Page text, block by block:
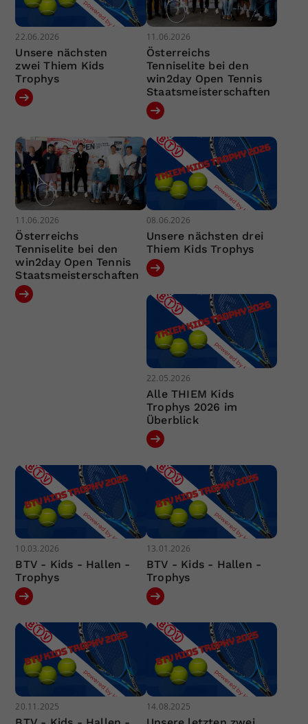
22.06.2026
Unsere nächsten
zwei Thiem Kids
Trophys
11.06.2026
Österreichs
Tenniselite bei den
win2day Open Tennis
Staatsmeisterschaften
11.06.2026
Österreichs
Tenniselite bei den
win2day Open Tennis
Staatsmeisterschaften
08.06.2026
Unsere nächsten drei
Thiem Kids Trophys
22.05.2026
Alle THIEM Kids
Trophys 2026 im
Überblick
10.03.2026
BTV - Kids - Hallen -
Trophys
13.01.2026
BTV - Kids - Hallen -
Trophys
20.11.2025 14.08.2025